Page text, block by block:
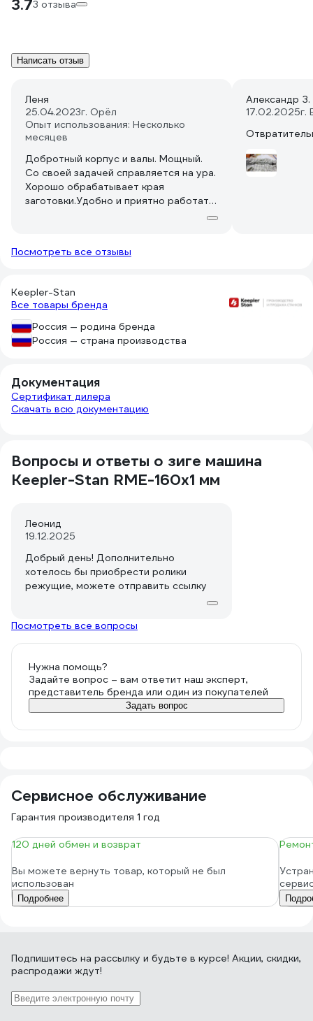
3.73 отзыва
Написать отзыв
Леня
25.04.2023г. Орёл
Опыт использования: Несколько
месяцев
Добротный корпус и валы. Мощный.
Со своей задачей справляется на ура.
Хорошо обрабатывает края
заготовки.Удобно и приятно работать
на таком станке. Есть сменные ролики.
приспособлен к нашим реалиям. Не на
Александр З.
17.02.2025г.
Посмотреть все отзывы
Keepler-Stan
Все товары бренда
Россия — родина бренда
Россия — страна производства
Документация
Сертификат дилера
Скачать всю документацию
Вопросы и ответы о зиге машина
Keepler-Stan RME-160x1 мм
Леонид
19.12.2025
Добрый день! Дополнительно
хотелось бы приобрести ролики
режущие, можете отправить ссылку
Посмотреть все вопросы
Нужна помощь?
Задайте вопрос – вам ответит наш эксперт,
представитель бренда или один из покупателей
Задать вопрос
Сервисное обслуживание
Гарантия производителя 1 год
120 дней обмен и возврат
Вы можете вернуть товар, который не был
использован
Подробнее
Подпишитесь на рассылку и будьте в курсе! Акции, скидки,
распродажи ждут!